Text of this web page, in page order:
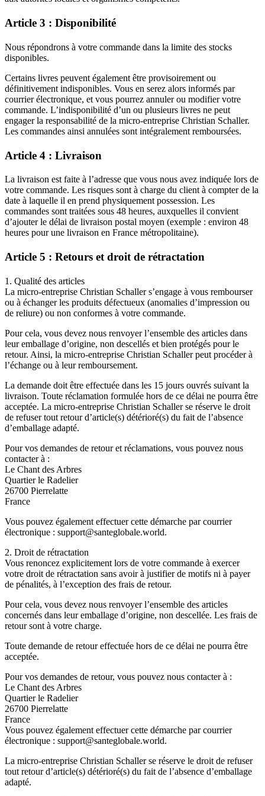
Article 3 : Disponibilité
Nous répondrons à votre commande dans la limite des stocks
disponibles.
Certains livres peuvent également être provisoirement ou
définitivement indisponibles. Vous en serez alors informés par
courrier électronique, et vous pourrez annuler ou modifier votre
commande. L’indisponibilité d’un ou plusieurs livres ne peut
engager la responsabilité de la micro-entreprise Christian Schaller.
Les commandes ainsi annulées sont intégralement remboursées.
Article 4 : Livraison
La livraison est faite à l’adresse que vous nous avez indiquée lors de
votre commande. Les risques sont à charge du client à compter de la
date à laquelle il en prend physiquement possession. Les
commandes sont traitées sous 48 heures, auxquelles il convient
d’ajouter le délai de livraison postal moyen (exemple : environ 48
heures pour une livraison en France métropolitaine).
Article 5 : Retours et droit de rétractation
1. Qualité des articles
La micro-entreprise Christian Schaller s’engage à vous rembourser
ou à échanger les produits défectueux (anomalies d’impression ou
de reliure) ou non conformes à votre commande.
Pour cela, vous devez nous renvoyer l’ensemble des articles dans
leur emballage d’origine, non descellés et bien protégés pour le
retour. Ainsi, la micro-entreprise Christian Schaller peut procéder à
l’échange ou à leur remboursement.
La demande doit être effectuée dans les 15 jours ouvrés suivant la
livraison. Toute réclamation formulée hors de ce délai ne pourra être
acceptée. La micro-entreprise Christian Schaller se réserve le droit
de refuser tout retour d’article(s) détérioré(s) du fait de l’absence
d’emballage adapté.
Pour vos demandes de retour et réclamations, vous pouvez nous
contacter à :
Le Chant des Arbres
Quartier le Radelier
26700 Pierrelatte
France
Vous pouvez également effectuer cette démarche par courrier
électronique : support@santeglobale.world.
2. Droit de rétractation
Vous renoncez explicitement lors de votre commande à exercer
votre droit de rétractation sans avoir à justifier de motifs ni à payer
de pénalités, à l’exception des frais de retour.
Pour cela, vous devez nous renvoyer l’ensemble des articles
concernés dans leur emballage d’origine, non descellée. Les frais de
retour sont à votre charge.
Toute demande de retour effectuée hors de ce délai ne pourra être
acceptée.
Pour vos demandes de retour, vous pouvez nous contacter à :
Le Chant des Arbres
Quartier le Radelier
26700 Pierrelatte
France
Vous pouvez également effectuer cette démarche par courrier
électronique : support@santeglobale.world.
La micro-entreprise Christian Schaller se réserve le droit de refuser
tout retour d’article(s) détérioré(s) du fait de l’absence d’emballage
adapté.